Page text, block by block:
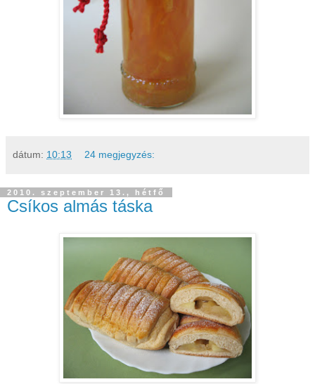
dátum: 10:13 24 megjegyzés:
2010. szeptember 13., hétfő
Csíkos almás táska